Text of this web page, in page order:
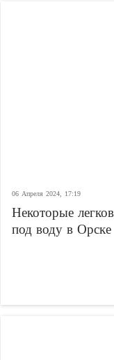
06 Апреля 2024, 17:19
Некоторые
под воду в Орске